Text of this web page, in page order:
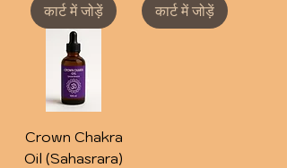
कार्ट में जोड़ें कार्ट में जोड़ें
Crown Chakra
Oil (Sahasrara)